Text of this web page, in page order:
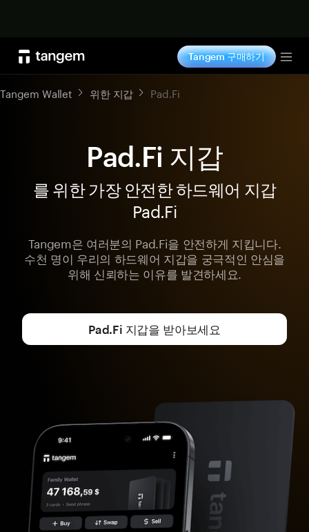
Tangem 구매하기
Tangem Wallet 위한 지갑 Pad.Fi
Pad.Fi 지갑
를 위한 가장 안전한 하드웨어 지갑
Pad.Fi
Tangem은 여러분의 Pad.Fi을 안전하게 지킵니다.
수천 명이 우리의 하드웨어 지갑을 궁극적인 안심을
위해 신뢰하는 이유를 발견하세요.
Pad.Fi 지갑을 받아보세요